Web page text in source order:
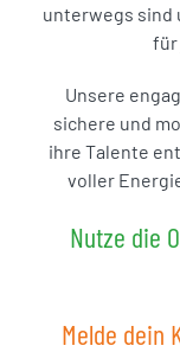
unterwegs sind
für
Unsere
sichere und
ihre Talente
voller
Nutze die
Melde dein